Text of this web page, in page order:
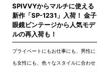
SPIVVYからマルチに使える
新作「SP-1231」入荷！ 金子
眼鏡ビンテージから人気モデ
ルの再入荷も！
プライベートにもお仕事にも、男性に
も女性にも、色々なスタイルに合わせ